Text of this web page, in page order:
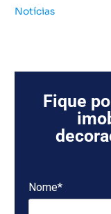
Notícias
Fique
Nome*